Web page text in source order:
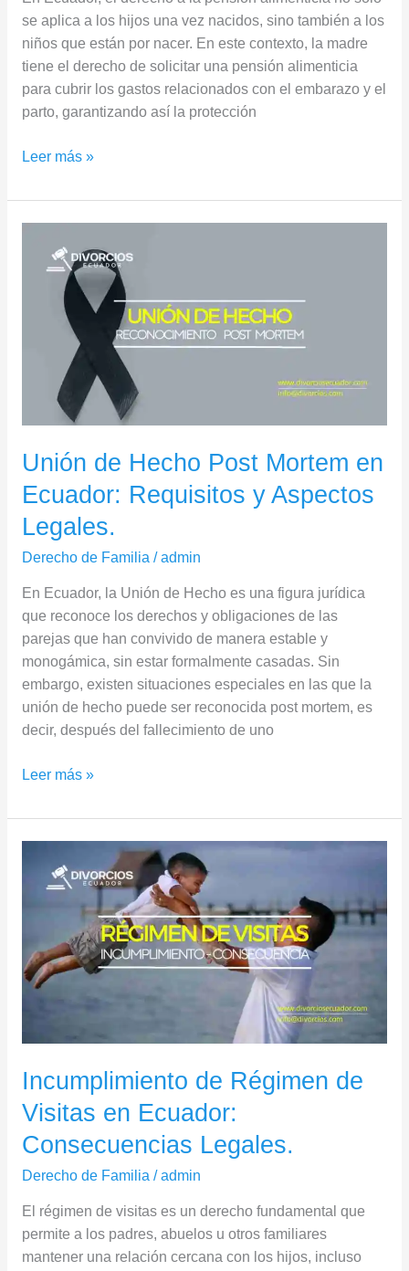
se aplica a los hijos una vez nacidos, sino también a los
niños que están por nacer. En este contexto, la madre
tiene el derecho de solicitar una pensión alimenticia
para cubrir los gastos relacionados con el embarazo y el
parto, garantizando así la protección
Leer más »
Unión de Hecho Post Mortem en
Ecuador: Requisitos y Aspectos
Legales.
Derecho de Familia /admin
En Ecuador, la Unión de Hecho es una figura jurídica
que reconoce los derechos y obligaciones de las
parejas que han convivido de manera estable y
monogámica, sin estar formalmente casadas. Sin
embargo, existen situaciones especiales en las que la
unión de hecho puede ser reconocida post mortem, es
decir, después del fallecimiento de uno
Mortem
Ecuador:
Requisitos
Legales.
Leer más »
Incumplimiento de Régimen de
Visitas en Ecuador:
Consecuencias Legales.
Derecho de Familia /admin
El régimen de visitas es un derecho fundamental que
permite a los padres, abuelos u otros familiares
mantener una relación cercana con los hijos, incluso
Incumplimiento
Visitas
en
Ecuador:
Legales.